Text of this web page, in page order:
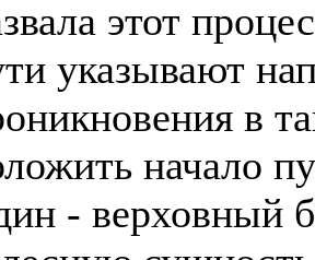
этот
указывают
в
начало
- верховный